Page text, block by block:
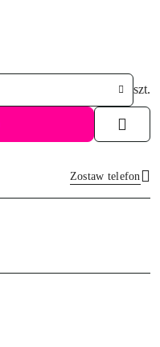
szt.
Zostaw telefon